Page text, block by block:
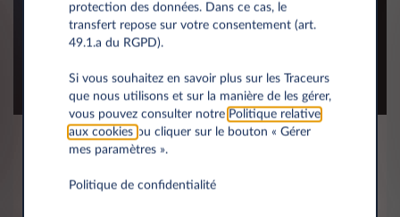
PHEV Connect
Ce service vous permet d'analyser votre
protection des données. Dans ce cas, le
transfert repose sur votre consentement (art.
49.1.a du RGPD).
Si vous souhaitez en savoir plus sur les Traceurs
que nous utilisons et sur la manière de les gérer,
vous pouvez consulter notre Politique relative
aux cookies ou cliquer sur le bouton « Gérer
mes paramètres ».
Politique de confidentialité